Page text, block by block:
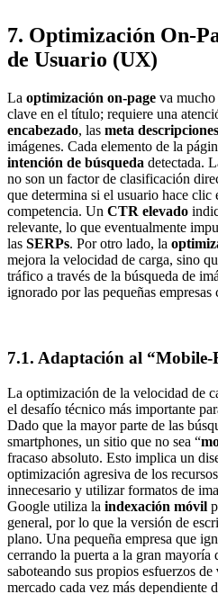
7. Optimización On-
de Usuario (UX)
La optimización on-page va
clave en el título; requiere una
encabezado, las meta descripciones
imágenes. Cada elemento de la
intención de búsqueda detectada.
no son un factor de clasificación
que determina si el usuario hace clic
competencia. Un CTR elevado
relevante, lo que eventualmente
las SERPs. Por otro lado, la
mejora la velocidad de carga, sino
tráfico a través de la búsqueda de
ignorado por las pequeñas empresas
7.1. Adaptación al
La optimización de la velocidad de
el desafío técnico más importante
Dado que la mayor parte de las
smartphones, un sitio que no sea “
fracaso absoluto. Esto implica un
optimización agresiva de los
innecesario y utilizar formatos de
Google utiliza la indexación móvil
general, por lo que la versión de
plano. Una pequeña empresa que
cerrando la puerta a la gran mayoría
saboteando sus propios esfuerzos de
mercado cada vez más dependiente